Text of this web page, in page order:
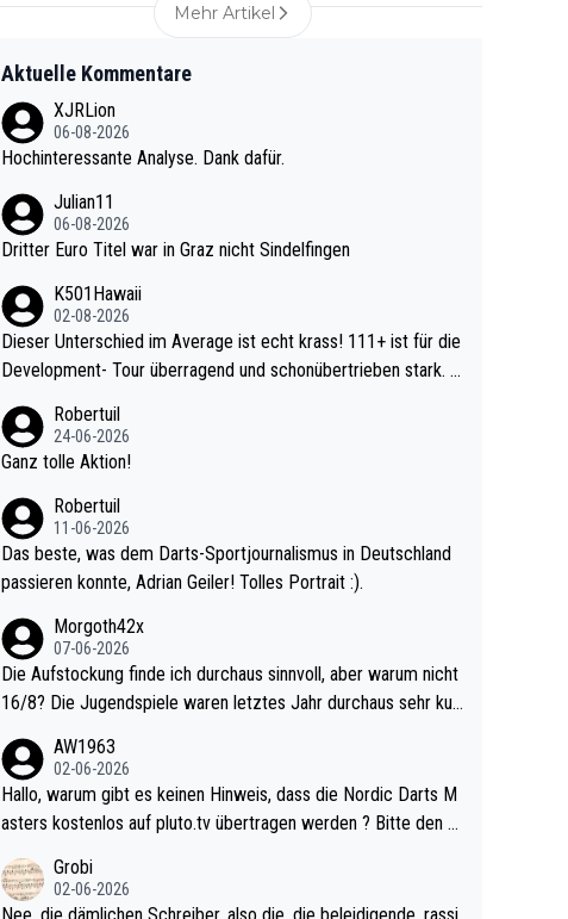
Mehr Artikel
Aktuelle Kommentare
XJRLion
06-08-2026
Hochinteressante Analyse. Dank dafür.
Julian11
06-08-2026
Dritter Euro Titel war in Graz nicht Sindelfingen
K501Hawaii
02-08-2026
Dieser Unterschied im Average ist echt krass! 111+ ist für die
Development- Tour überragend und schonübertrieben stark. U
e mal 40+ erst recht. Da gewinnst keinen Blumentopf - ist ja n
och krasser wie ein Pokalspiel eines Kreisligisten vs einem Bu
Robertuil
24-06-2026
Ganz tolle Aktion!
Robertuil
11-06-2026
Das beste, was dem Darts-Sportjournalismus in Deutschland
passieren konnte, Adrian Geiler! Tolles Portrait :).
Morgoth42x
07-06-2026
Die Aufstockung finde ich durchaus sinnvoll, aber warum nicht
16/8? Die Jugendspiele waren letztes Jahr durchaus sehr kur
l. Allerdings ist Mitchell Lawrie als Nummer 1 der Welt eh quali
fiziert. Somit ändert die automatische Qualifikation des Weltm
eisters erstmal nichts. Ich denke sie wollen damit für nächste
d wohl wenig WDF Turniere spielen. Dies war bei Archie Self l
etztes Jahr der Fall. Er musste als amtierender Weltmeister d
AW1963
02-06-2026
Hallo, warum gibt es keinen Hinweis, dass die Nordic Darts M
asters kostenlos auf pluto.tv übertragen werden ? Bitte den A
Grobi
02-06-2026